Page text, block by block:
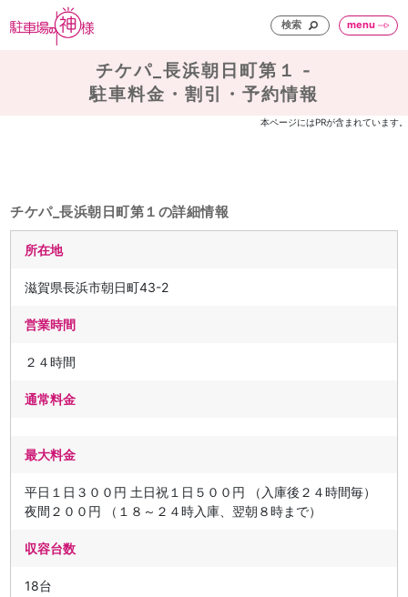
検索 menu
チケパ_長浜朝日町第１ -
駐車料金・割引・予約情報
本ページにはPRが含まれています。
チケパ_長浜朝日町第１の詳細情報
所在地
滋賀県長浜市朝日町43-2
営業時間
２４時間
通常料金
最大料金
平日１日３００円 土日祝１日５００円 （入庫後２４時間毎）
夜間２００円 （１８～２４時入庫、翌朝８時まで）
収容台数
18台